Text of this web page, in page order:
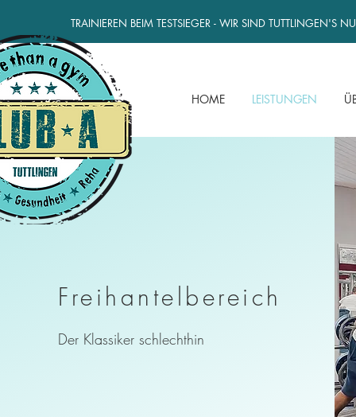
TRAINIEREN BEIM TESTSIEGER - WIR SIND TUTTLINGEN'S
HOME LEISTUNGEN
Freihantelbereich
Der Klassiker schlechthin